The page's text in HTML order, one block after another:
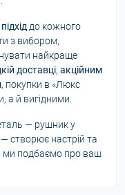
до кожного
з вибором,
найкраще
доставці, акційним
, покупки в «Люкс
а й вигідними.
— рушник у
створює настрій та
ми подбаємо про ваш